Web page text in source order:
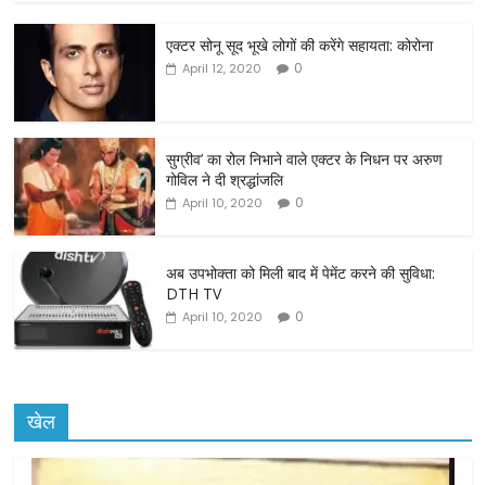
c
e
b
o
o
k
itt
er
ar
e
एक्टर सोनू सूद भूखे लोगों की करेंगे सहायता: कोरोना
April 12, 2020 0
सुग्रीव’ का रोल निभाने वाले एक्टर के निधन पर अरुण
गोविल ने दी श्रद्धांजलि
April 10, 2020 0
अब उपभोक्ता को मिली बाद में पेमेंट करने की सुविधा:
DTH TV
April 10, 2020 0
खेल